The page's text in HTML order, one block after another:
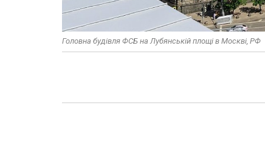
Головна будівля ФСБ на Лубянській площі в Москві, РФ